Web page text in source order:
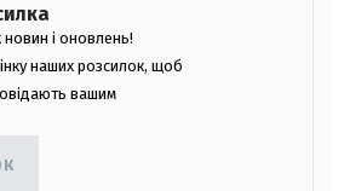
новин і оновлень!
наших розсилок, щоб
вашим